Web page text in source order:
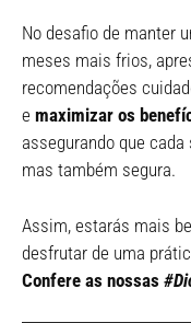
No desafio de manter
meses mais frios,
recomendações
e maximizar os
assegurando que
mas também segura.
Assim, estarás mais
desfrutar de uma
Confere as nossas